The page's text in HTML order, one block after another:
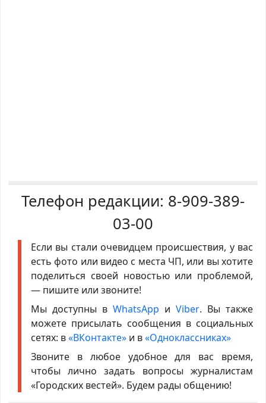
Телефон редакции: 8-909-389-
03-00
Если вы стали очевидцем происшествия, у вас
есть фото или видео с места ЧП, или вы хотите
поделиться своей новостью или проблемой,
— пишите или звоните!
Мы доступны в WhatsApp иViber. Вы также
можете присылать сообщения в социальных
сетях: в«ВКонтакте»и в«Одноклассниках»
Звоните в любое удобное для вас время,
чтобы лично задать вопросы журналистам
«Городских вестей». Будем рады общению!